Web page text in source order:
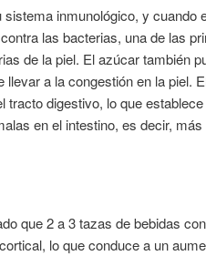
sistema inmunológico, y cuando
las bacterias, una de las
de la piel. El azúcar también
llevar a la congestión en la piel.
tracto digestivo, lo que
en el intestino, es decir,
que 2 a 3 tazas de bebidas
lo que conduce a un